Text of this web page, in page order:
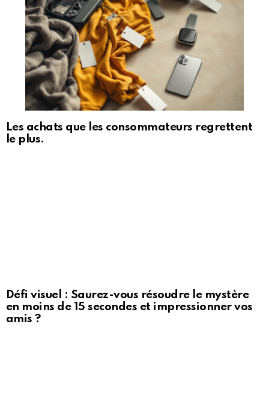
Les achats que les consommateurs regrettent
le plus.
Défi visuel : Saurez-vous résoudre le mystère
en moins de 15 secondes et impressionner vos
amis ?